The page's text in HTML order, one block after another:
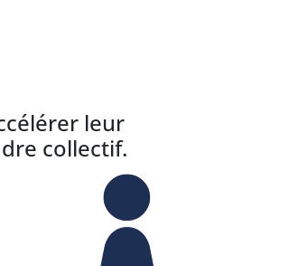
leur
collectif.